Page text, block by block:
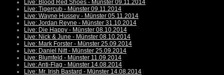
Live: Blood Red Shoes - Münster 09.11.2014
Live: Tigercub - Münster 09.11.2014
Live: Wayne Hussey - Münster 05.11.2014
Live: Jordan Reyne - Münster 31.10.2014
Live: Die Happy - Münster 08.10.2014
Live: Nick & June - Münster 08.10.2014
Live: Mark Forster - Münster 25.09.2014
Live: Daniel Nitt - Münster 25.09.2014
Live: Blumfeld - Münster 11.09.2014
Live: Anti-Flag - Münster 14.08.2014
Live: Mr. Irish Bastard - Münster 14.08.2014